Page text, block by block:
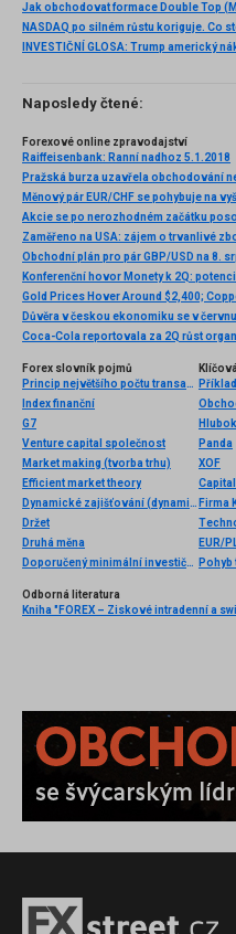
Naposledy čtené:
Forexové online zpravodajství
Raiffeisenbank: Ranní nadhoz 5.1.2018
Měnový pár EUR/CHF se pohybuje na
Akcie se po nerozhodném začátku
Gold Prices Hover Around $2,400;
Důvěra v českou ekonomiku se v
Forex slovník pojmů
Princip největšího počtu transakcí
Index finanční
G7
Venture capital společnost
Market making (tvorba trhu)
Efficient market theory
Dynamické zajišťování (dynamic hedging)
Držet
Druhá měna
Doporučený minimální investiční horizont
Panda
XOF
Firma
EUR/
Pohyb
Odborná literatura